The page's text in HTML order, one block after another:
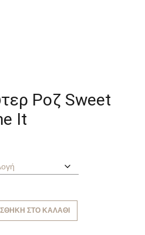
Ροζ Sweet
It
ΣΤΟ ΚΑΛΆΘΙ